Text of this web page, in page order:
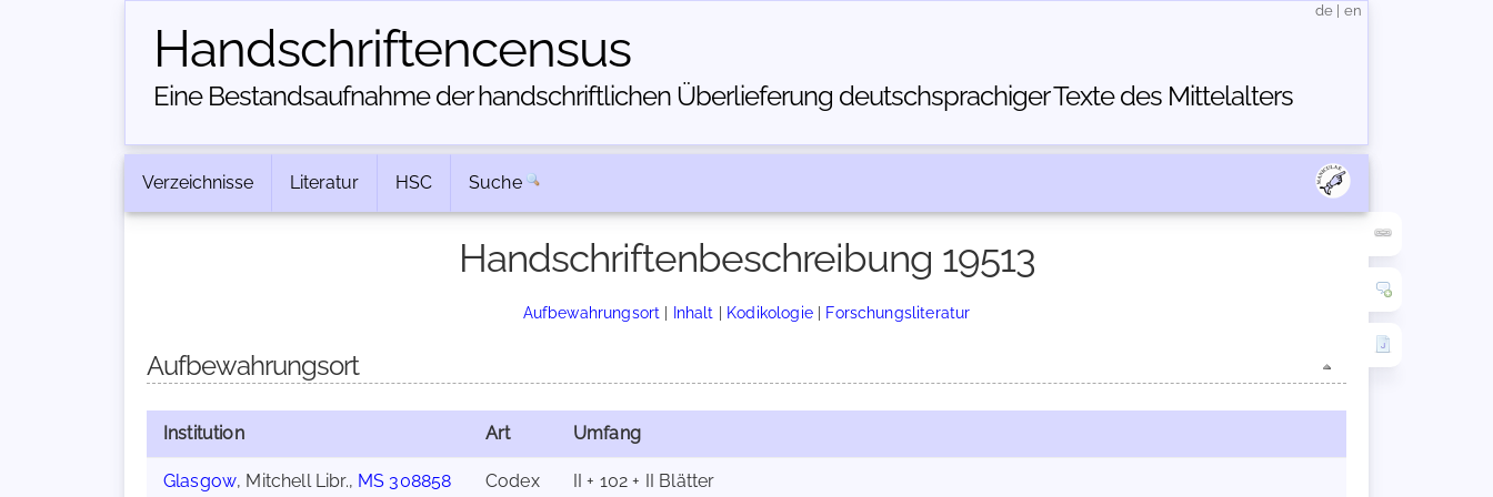
Handschriften­census
Eine Bestandsaufnahme der handschriftlichen Über­lieferung deutschsprachiger Texte des Mittelalters
de en
Verzeichnisse Literatur HSC Suche
Handschriftenbeschreibung 19513
Aufbewahrungsort | Inhalt | Kodikologie| Forschungsliteratur
Aufbewahrungsort
Institution Art Umfang
Glasgow, Mitchell Libr., MS 308858 Codex II + 102 + II Blätter